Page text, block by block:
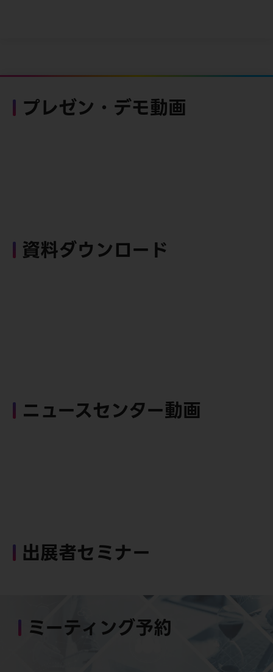
プレゼン・デモ動画
資料ダウンロード
ニュースセンター動画
出展者セミナー
ミーティング予約